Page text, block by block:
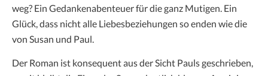
weg? Ein Gedankenabenteuer für die ganz Mutigen. Ein
Glück, dass nicht alle Liebesbeziehungen so enden wie die
von Susan und Paul.
Der Roman ist konsequent aus der Sicht Pauls geschrieben,